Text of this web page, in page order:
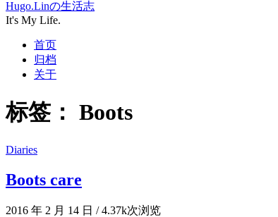
Hugo.Linの生活志
It's My Life.
首页
归档
关于
标签： Boots
Diaries
Boots care
2016 年 2 月 14 日 /4.37k次浏览